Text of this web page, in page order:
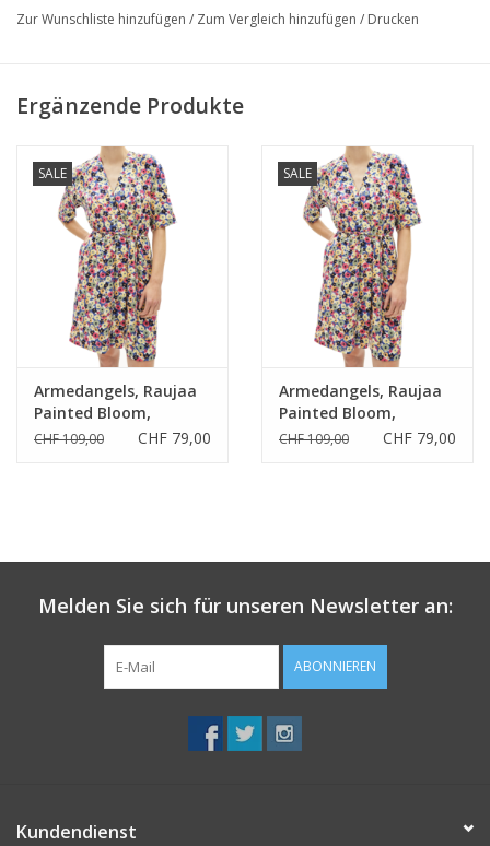
Produktionsort: Izmir, Türkei
Schnitt: Loose fit
hinten: 97.0cm
Zur Wunschliste hinzufügen / Zum Vergleich hinzufügen / Drucken
Ergänzende Produkte
SALE
Armedangels, Raujaa
Painted Bloom,
blueniverse, XS
CHF 109,00 CHF 79,00
SALE
Armedangels, Raujaa
Painted Bloom,
blueniverse, M
CHF 109,00 CHF 79,00
Melden Sie sich für unseren Newsletter an:
ABONNIEREN
Kundendienst